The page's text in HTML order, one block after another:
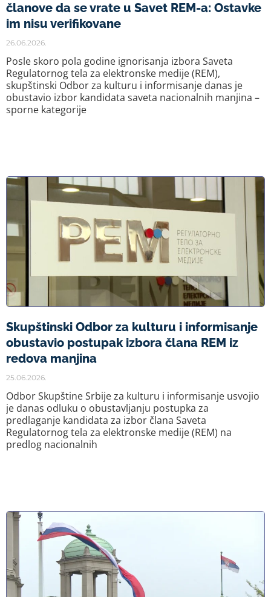
članove da se vrate u Savet REM-a: Ostavke
im nisu verifikovane
26.06.2026.
Posle skoro pola godine ignorisanja izbora Saveta
Regulatornog tela za elektronske medije (REM),
skupštinski Odbor za kulturu i informisanje danas je
obustavio izbor kandidata saveta nacionalnih manjina –
sporne kategorije
Skupštinski Odbor za kulturu i informisanje
obustavio postupak izbora člana REM iz
redova manjina
25.06.2026.
Odbor Skupštine Srbije za kulturu i informisanje usvojio
je danas odluku o obustavljanju postupka za
predlaganje kandidata za izbor člana Saveta
Regulatornog tela za elektronske medije (REM) na
predlog nacionalnih